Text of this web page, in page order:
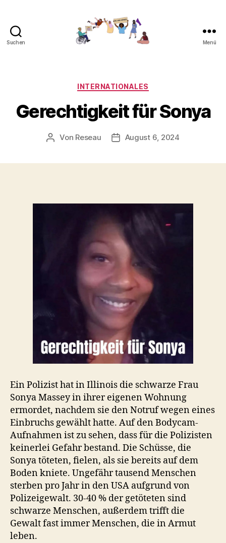
Suchen Menü
Kategorien
INTERNATIONALES
Gerechtigkeit für Sonya
Beitragsautor
Von Reseau Veröffentlichungsdatum
August 6, 2024
Ein Polizist hat in Illinois die schwarze Frau
Sonya Massey in ihrer eigenen Wohnung
ermordet, nachdem sie den Notruf wegen eines
Einbruchs gewählt hatte. Auf den Bodycam-
Aufnahmen ist zu sehen, dass für die Polizisten
keinerlei Gefahr bestand. Die Schüsse, die
Sonya töteten, fielen, als sie bereits auf dem
Boden kniete. Ungefähr tausend Menschen
sterben pro Jahr in den USA aufgrund von
Polizeigewalt. 30-40 % der getöteten sind
schwarze Menschen, außerdem trifft die
Gewalt fast immer Menschen, die in Armut
leben.